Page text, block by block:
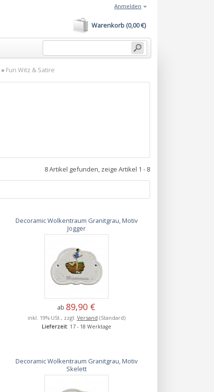
Warenkorb (0,00 €)
Anmelden
» Fun Witz & Satire
8 Artikel gefunden, zeige Artikel 1 - 8
Decoramic Wolkentraum Granitgrau, Motiv
Jogger
ab 89,90 €
inkl. 19% USt., zzgl. Versand (Standard)
Lieferzeit: 17 - 18 Werktage
Decoramic Wolkentraum Granitgrau, Motiv
Skelett